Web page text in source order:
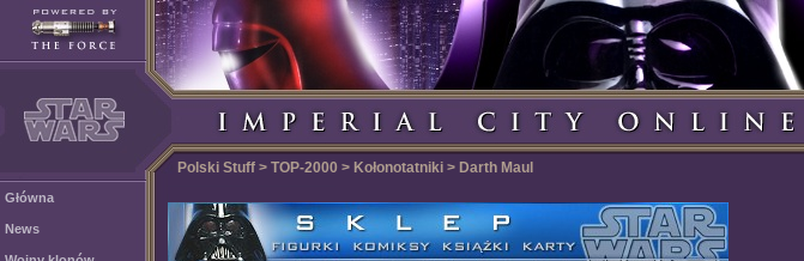
Polski Stuff > TOP-2000 > Kołonotatniki > Darth Maul
Główna
News